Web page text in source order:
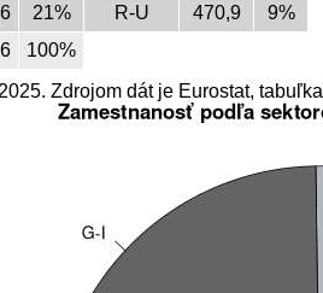
21% R-U 470,9
9%
100%
Zdrojom dát je Eurostat, tabuľka